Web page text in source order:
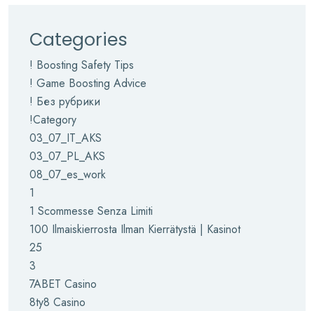
Categories
! Boosting Safety Tips
! Game Boosting Advice
! Без рубрики
!Category
03_07_IT_AKS
03_07_PL_AKS
08_07_es_work
1
1 Scommesse Senza Limiti
100 Ilmaiskierrosta Ilman Kierrätystä | Kasinot
25
3
7ABET Casino
8ty8 Casino